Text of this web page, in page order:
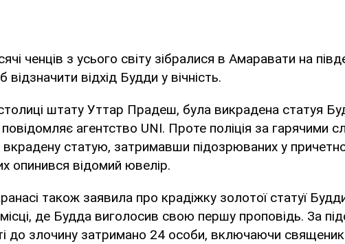
ченців з усього світу зібралися в Амаравати на
відзначити відхід Будди у вічність.
штату Уттар Прадеш, була викрадена статуя
агентство UNI. Проте поліція за гарячими
вкрадену статую, затримавши підозрюваних у
опинився відомий ювелір.
також заявила про крадіжку золотої статуї
де Будда виголосив свою першу проповідь. За
до злочину затримано 24 особи, включаючи